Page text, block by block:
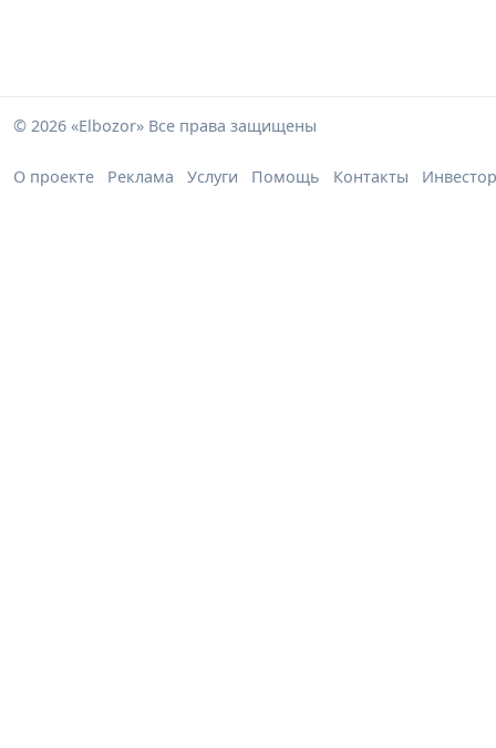
© 2026 «Elbozor» Все права защищены
О проекте Реклама Услуги Помощь Контакты